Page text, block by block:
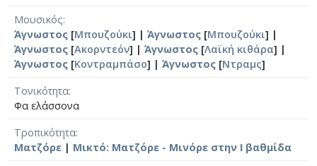
Μουσικός
Άγνωστος [Μπουζούκι] | Άγνωστος [Μπουζούκι] |
Άγνωστος [Ακορντεόν] | Άγνωστος [Λαϊκή κιθάρα] |
Άγνωστος [Κοντραμπάσο] | Άγνωστος [Ντραμς]
Τονικότητα
Φα ελάσσονα
Τροπικότητα
Ματζόρε | Μικτό: Ματζόρε - Μινόρε στην Ι βαθμίδα